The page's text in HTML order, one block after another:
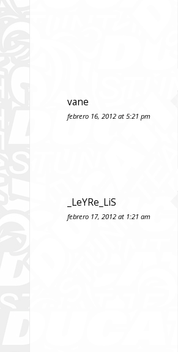
vane
febrero 16, 2012 at 5:21 pm
_LeYRe_LiS
febrero 17, 2012 at 1:21 am